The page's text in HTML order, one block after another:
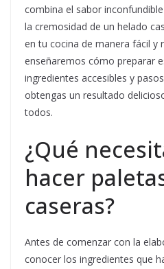
combina el sabor
la cremosidad de un helado
en tu cocina de manera fácil y
enseñaremos cómo preparar
ingredientes accesibles y
obtengas un resultado
todos.
¿Qué
hacer
caseras?
Antes de comenzar con la
conocer los ingredientes que